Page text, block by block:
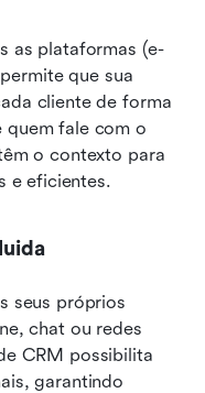
as plataformas (e-
que sua
cliente de forma
quem fale com o
o contexto para
e eficientes.
seus próprios
chat ou redes
CRM possibilita
garantindo